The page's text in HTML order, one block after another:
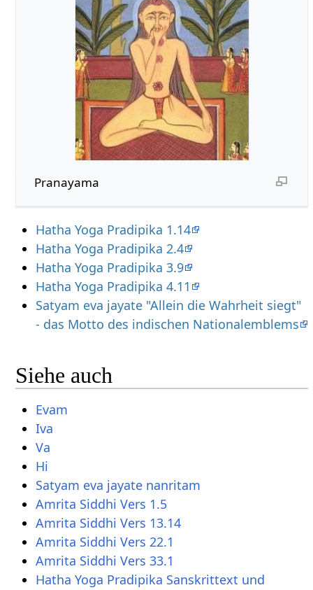
Pranayama
Hatha Yoga Pradipika 1.14
Hatha Yoga Pradipika 2.4
Hatha Yoga Pradipika 3.9
Hatha Yoga Pradipika 4.11
Satyam eva jayate "Allein die Wahrheit siegt"
- das Motto des indischen Nationalemblems
Siehe auch
Evam
Iva
Va
Hi
Satyam eva jayate nanritam
Amrita Siddhi Vers 1.5
Amrita Siddhi Vers 13.14
Amrita Siddhi Vers 22.1
Amrita Siddhi Vers 33.1
Hatha Yoga Pradipika Sanskrittext und